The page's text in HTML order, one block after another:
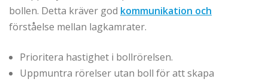
bollen. Detta kräver god kommunikation och
förståelse mellan lagkamrater.
Prioritera hastighet i bollrörelsen.
Uppmuntra rörelser utan boll för att skapa